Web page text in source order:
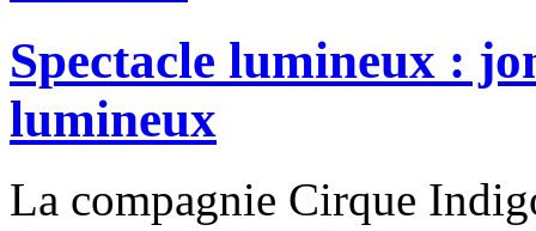
Spectacle lumineux :
lumineux
La compagnie Cirque